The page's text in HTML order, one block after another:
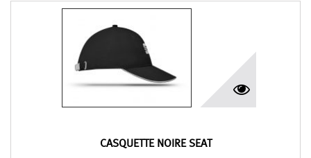
CASQUETTE NOIRE SEAT